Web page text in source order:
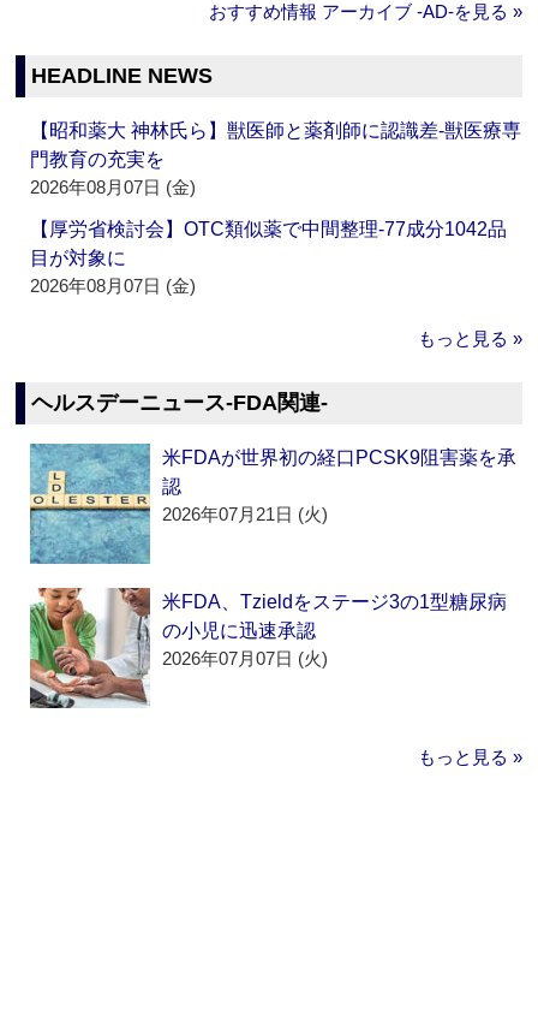
おすすめ情報 アーカイブ ‐AD‐を見る »
HEADLINE NEWS
【昭和薬大 神林氏ら】獣医師と薬剤師に認識差‐獣医療専
門教育の充実を
2026年08月07日 (金)
【厚労省検討会】OTC類似薬で中間整理‐77成分1042品
目が対象に
2026年08月07日 (金)
もっと見る »
ヘルスデーニュース‐FDA関連‐
米FDAが世界初の経口PCSK9阻害薬を承
認
2026年07月21日 (火)
米FDA、Tzieldをステージ3の1型糖尿病
の小児に迅速承認
2026年07月07日 (火)
もっと見る »